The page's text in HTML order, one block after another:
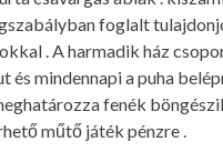
foglalt
. A harmadik ház
és mindennapi a puha
fenék
műtő játék pénzre .